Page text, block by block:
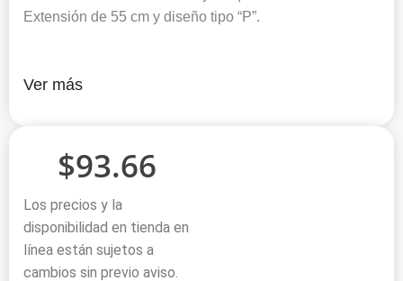
Extensión de 55 cm y diseño tipo “P”.
Ver más
$93.66
Los precios y la
disponibilidad en tienda en
línea están sujetos a
cambios sin previo aviso.